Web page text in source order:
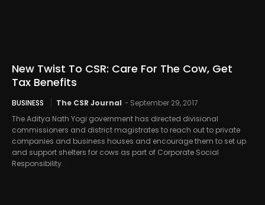
New Twist To CSR: Care For The Cow, Get
Tax Benefits
BUSINESS The CSR Journal - September 29, 2017
The Aditya Nath Yogi government has directed divisional
commissioners and district magistrates to reach out to private
companies and business houses and encourage them to set up
and support shelters for cows as part of Corporate Social
Responsibility.